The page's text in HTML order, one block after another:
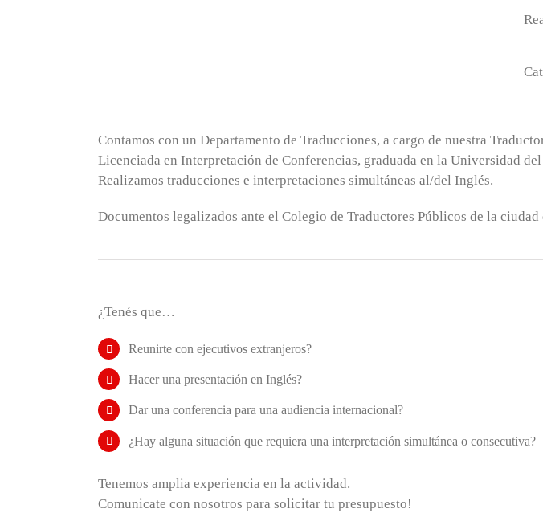
Contamos con un Departamento de Traducciones, a cargo de nuestra
Licenciada en Interpretación de Conferencias, graduada en la Universidad del
Realizamos traducciones e interpretaciones simultáneas al/del Inglés.
Documentos legalizados ante el Colegio de Traductores Públicos de la ciudad
¿Tenés que…
Reunirte con ejecutivos extranjeros?
Hacer una presentación en Inglés?
Dar una conferencia para una audiencia internacional?
¿Hay alguna situación que requiera una interpretación simultánea o consecutiva?
Tenemos amplia experiencia en la actividad.
Comunicate con nosotros para solicitar tu presupuesto!